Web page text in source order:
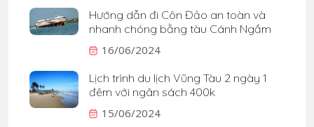
Hướng dẫn đi Côn Đảo an toàn và
nhanh chóng bằng tàu Cánh Ngầm
16/06/2024
Lịch trình du lịch Vũng Tàu 2 ngày 1
đêm với ngân sách 400k
15/06/2024